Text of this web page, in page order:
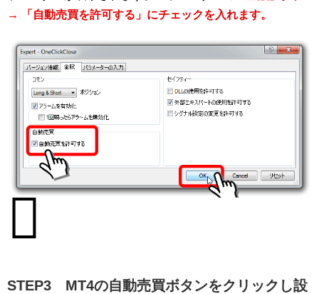
→ 「自動売買を許可する」にチェックを入れます。
STEP3 MT4の自動売買ボタンをクリックし設